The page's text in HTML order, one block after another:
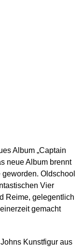
Album „Captain
neue Album brennt
Oldschool
Vier
Reime, gelegentlich
gemacht
Kunstfigur aus